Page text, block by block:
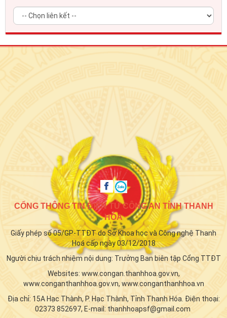
CỔNG THÔNG TIN ĐIỆN TỬ CÔNG AN TỈNH THANH
HÓA
Giấy phép số 05/GP-TTĐT do Sở Khoa học và Công nghệ Thanh
Hoá cấp ngày 03/12/2018
Người chịu trách nhiệm nội dung: Trưởng Ban biên tập Cổng TTĐT
Websites: www.congan.thanhhoa.gov.vn,
www.conganthanhhoa.gov.vn, www.conganthanhhoa.vn
Địa chỉ: 15A Hạc Thành, P. Hạc Thành, Tỉnh Thanh Hóa. Điện thoại:
02373 852697, E-mail: thanhhoapsf@gmail.com